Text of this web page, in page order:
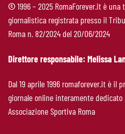
©1996 – 2025 RomaForever.it è una
giornalistica registrata presso il
Roma n. 82/2024 del 20/06/2024
Direttore responsabile: Melissa
Dal 19 aprile 1996 romaforever.it è il
giornale online interamente dedicato
Associazione Sportiva Roma